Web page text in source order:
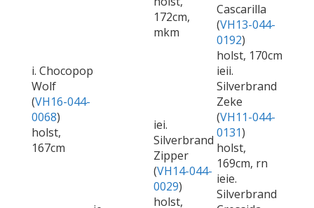
i. Chocopop
Wolf
(VH16-044-
0068)
holst,
167cm
172cm,
mkm
Cascarilla
(VH13-044-
0192)
holst, 170cm
iei.
Silverbrand
Zipper
(VH14-044-
0029)
holst,
ieii.
Silverbrand
Zeke
(VH11-044-
0131)
holst,
169cm, rn
ieie.
Silverbrand